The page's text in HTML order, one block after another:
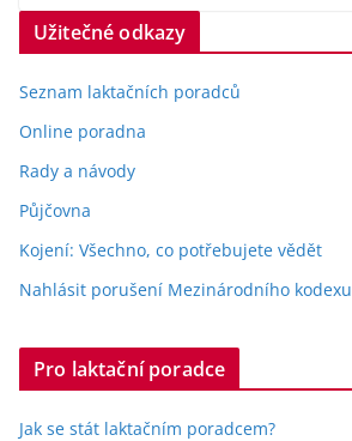
Užitečné odkazy
Seznam laktačních poradců
Online poradna
Rady a návody
Půjčovna
Kojení: Všechno, co potřebujete vědět
Nahlásit porušení Mezinárodního kodexu
Pro laktační poradce
Jak se stát laktačním poradcem?